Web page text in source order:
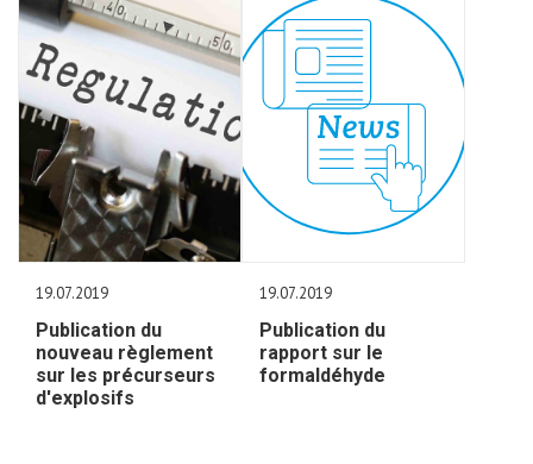
19.07.2019
Publication du
nouveau règlement
sur les précurseurs
d'explosifs
19.07.2019
Publication du
rapport sur le
formaldéhyde